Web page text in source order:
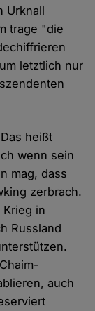
Urknall
trage "die
letztlich nur
heißt
wenn sein
mag, dass
zerbrach.
Krieg in
Russland
auch